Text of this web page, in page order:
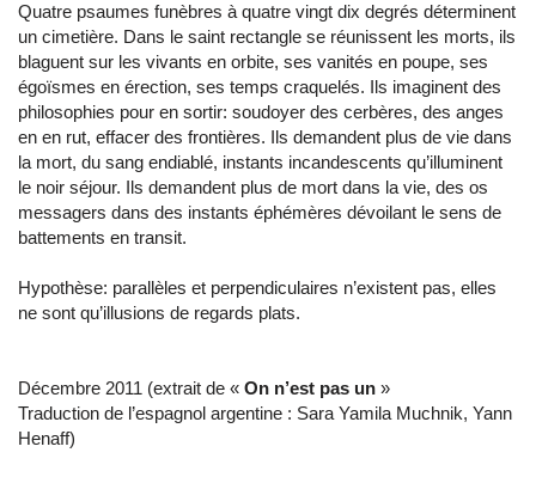
Quatre psaumes funèbres à quatre vingt dix degrés déterminent
un cimetière. Dans le saint rectangle se réunissent les morts, ils
blaguent sur les vivants en orbite, ses vanités en poupe, ses
égoïsmes en érection, ses temps craquelés. Ils imaginent des
philosophies pour en sortir: soudoyer des cerbères, des anges
en en rut, effacer des frontières. Ils demandent plus de vie dans
la mort, du sang endiablé, instants incandescents qu’illuminent
le noir séjour. Ils demandent plus de mort dans la vie, des os
messagers dans des instants éphémères dévoilant le sens de
battements en transit.
Hypothèse: parallèles et perpendiculaires n’existent pas, elles
ne sont qu’illusions de regards plats.
Décembre 2011 (extrait de « On n’est pas un »
Traduction de l’espagnol argentine : Sara Yamila Muchnik, Yann
Henaff)